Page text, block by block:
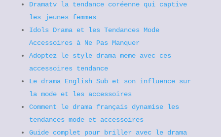
Dramatv la tendance coréenne qui captive
les jeunes femmes
Idols Drama et les Tendances Mode
Accessoires à Ne Pas Manquer
Adoptez le style drama meme avec ces
accessoires tendance
Le drama English Sub et son influence sur
la mode et les accessoires
Comment le drama français dynamise les
tendances mode et accessoires
Guide complet pour briller avec le drama